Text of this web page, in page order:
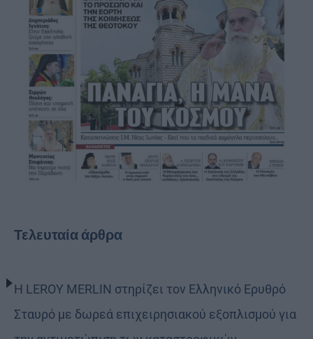
Τελευταία άρθρα
Η LEROY MERLIN στηρίζει τον Ελληνικό Ερυθρό
Σταυρό με δωρεά επιχειρησιακού εξοπλισμού για